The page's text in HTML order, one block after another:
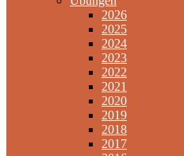
2026
2025
2024
2023
2022
2021
2020
2019
2018
2017